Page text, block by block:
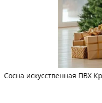
Сосна искусственная ПВХ